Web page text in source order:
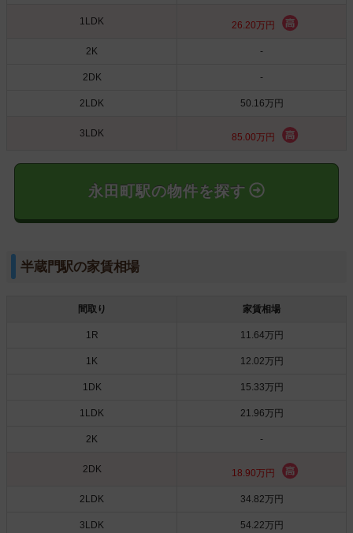
1LDK 26.20万円
2K -
2DK -
2LDK 50.16万円
3LDK 85.00万円
永田町駅の物件を探す
半蔵門駅の家賃相場
間取り 家賃相場
1R 11.64万円
1K 12.02万円
1DK 15.33万円
1LDK 21.96万円
2K -
2DK 18.90万円
2LDK 34.82万円
3LDK 54.22万円